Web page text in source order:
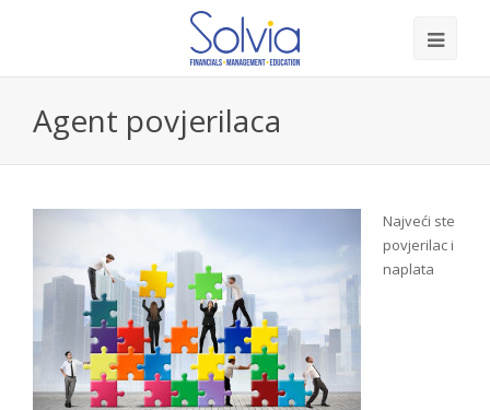
Agent povjerilaca
Najveći ste
povjerilac i
naplata